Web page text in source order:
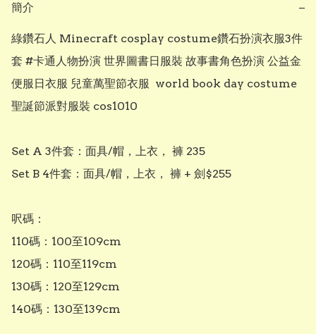
簡介 −
綠鑽石人 Minecraft cosplay costume鑽石扮演衣服3件
套 #卡通人物扮演 世界圖書日服裝 故事書角色扮演 公益金
便服日衣服 兒童萬聖節衣服  world book day costume
聖誕節派對服裝 cos1010
Set A 3件套：面具/帽，上衣， 褲 235
Set B 4件套：面具/帽，上衣， 褲 + 劍$255
呎碼：
110碼：100至109cm
120碼：110至119cm
130碼：120至129cm
140碼：130至139cm